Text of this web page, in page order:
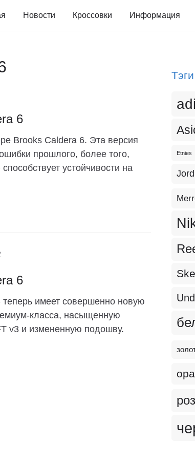
Новости Кроссовки Информация
6
Brooks Caldera 6. Эта версия
прошлого, более того,
устойчивости на
6
теперь имеет совершенно новую
класса, насыщенную
v3 и измененную подошву.
Тэги
Etnies